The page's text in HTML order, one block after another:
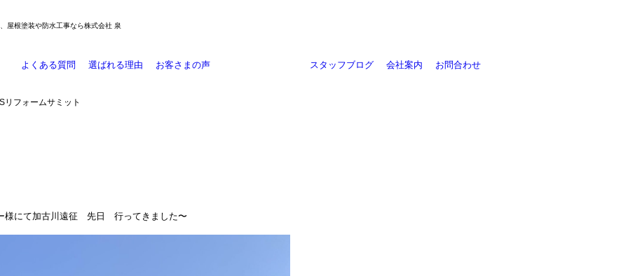
屋根塗装や防水工事なら株式会社 泉
よくある質問 選ばれる理由 お客さまの声 スタッフブログ 会社案内 お問合わせ
フォームサミット
様にて加古川遠征 先日 行ってきました〜